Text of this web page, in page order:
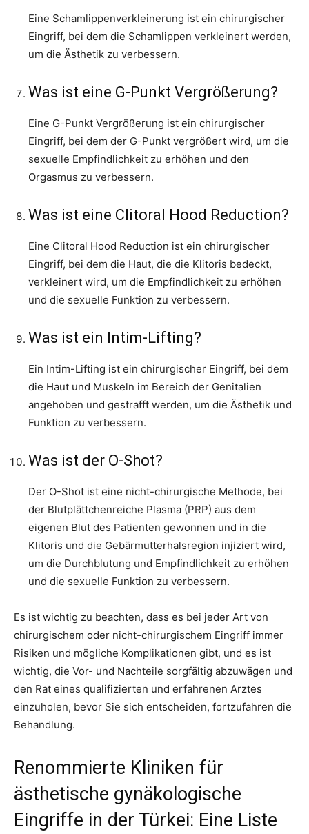
Eine Schamlippenverkleinerung ist ein chirurgischer
Eingriff, bei dem die Schamlippen verkleinert werden,
um die Ästhetik zu verbessern.
Was ist eine G-Punkt Vergrößerung?
Eine G-Punkt Vergrößerung ist ein chirurgischer
Eingriff, bei dem der G-Punkt vergrößert wird, um die
sexuelle Empfindlichkeit zu erhöhen und den
Orgasmus zu verbessern.
Was ist eine Clitoral Hood Reduction?
Eine Clitoral Hood Reduction ist ein chirurgischer
Eingriff, bei dem die Haut, die die Klitoris bedeckt,
verkleinert wird, um die Empfindlichkeit zu erhöhen
und die sexuelle Funktion zu verbessern.
Was ist ein Intim-Lifting?
Ein Intim-Lifting ist ein chirurgischer Eingriff, bei dem
die Haut und Muskeln im Bereich der Genitalien
angehoben und gestrafft werden, um die Ästhetik und
Funktion zu verbessern.
Was ist der O-Shot?
Der O-Shot ist eine nicht-chirurgische Methode, bei
der Blutplättchenreiche Plasma (PRP) aus dem
eigenen Blut des Patienten gewonnen und in die
Klitoris und die Gebärmutterhalsregion injiziert wird,
um die Durchblutung und Empfindlichkeit zu erhöhen
und die sexuelle Funktion zu verbessern.
Es ist wichtig zu beachten, dass es bei jeder Art von
chirurgischem oder nicht-chirurgischem Eingriff immer
Risiken und mögliche Komplikationen gibt, und es ist
wichtig, die Vor- und Nachteile sorgfältig abzuwägen und
den Rat eines qualifizierten und erfahrenen Arztes
einzuholen, bevor Sie sich entscheiden, fortzufahren die
Behandlung.
Renommierte Kliniken für
ästhetische gynäkologische
Eingriffe in der Türkei: Eine Liste